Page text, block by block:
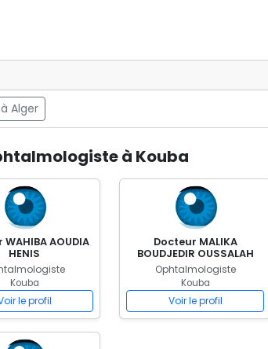
Alger
à Kouba
AOUDIA
HENIS
Kouba
le profil
Docteur MALIKA
BOUDJEDIR OUSSALAH
Ophtalmologiste
Kouba
Voir le profil